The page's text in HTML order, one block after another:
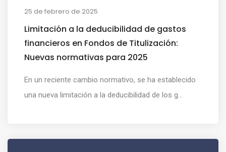
25 de febrero de 2025
Limitación a la deducibilidad de gastos
financieros en Fondos de Titulización:
Nuevas normativas para 2025
En un reciente cambio normativo, se ha establecido
una nueva limitación a la deducibilidad de los g...